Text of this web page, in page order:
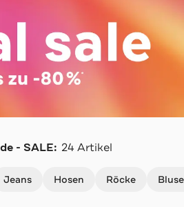
- SALE: 24 Artikel
Jeans Hosen Röcke